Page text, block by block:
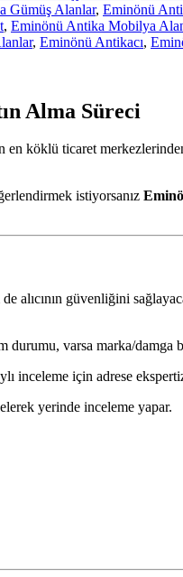
Gümüş Alanlar, Eminönü
, Eminönü Antika Mobilya
, Eminönü Antikacı,
Alma Süreci
en köklü ticaret
istiyorsanız
alıcının güvenliğini
durumu, varsa marka/damga
inceleme için adrese
yerinde inceleme yapar.